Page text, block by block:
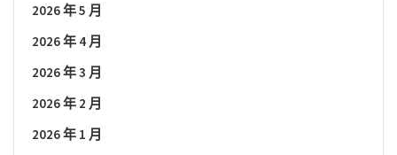
2026 年 5 月
2026 年 4 月
2026 年 3 月
2026 年 2 月
2026 年 1 月